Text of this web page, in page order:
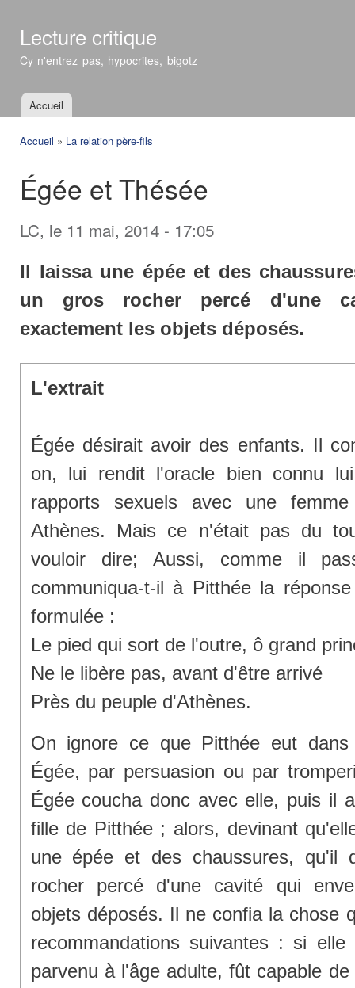
Lecture critique
Cy n'entrez pas, hypocrites, bigotz
Menu principal
Accueil
Accueil » La relation père-fils
Égée et Thésée
LC, le 11 mai, 2014 - 17:05
Il laissa une épée et des
un gros rocher percé d'une
exactement les objets déposés.
L'extrait
Égée désirait avoir des enfants. Il
on, lui rendit l'oracle bien connu
rapports sexuels avec une
Athènes. Mais ce n'était pas du
vouloir dire; Aussi, comme il
communiqua-t-il à Pitthée la
formulée :
Le pied qui sort de l'outre, ô grand
Ne le libère pas, avant d'être arrivé
Près du peuple d'Athènes.
On ignore ce que Pitthée eut
Égée, par persuasion ou par
Égée coucha donc avec elle, puis il
fille de Pitthée ; alors, devinant
une épée et des chaussures, qu'il
rocher percé d'une cavité qui
objets déposés. Il ne confia la chose
recommandations suivantes : si
parvenu à l'âge adulte, fût capable